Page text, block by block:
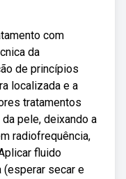
com
da
de princípios
localizada e a
tratamentos
pele, deixando a
radiofrequência,
fluido
(esperar secar e